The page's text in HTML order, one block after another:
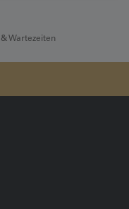
Wartezeiten